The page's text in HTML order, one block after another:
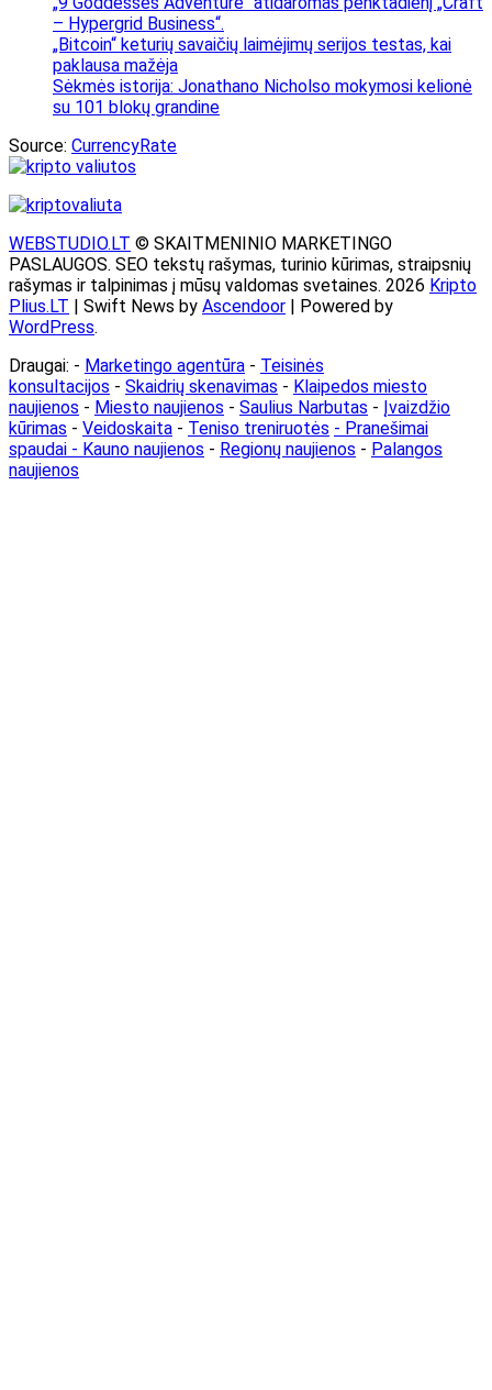
– Hypergrid Business“.
„Bitcoin“ keturių savaičių laimėjimų serijos testas, kai
paklausa mažėja
Sėkmės istorija: Jonathano Nicholso mokymosi kelionė
su 101 blokų grandine
Source: CurrencyRate
WEBSTUDIO.LT © SKAITMENINIO MARKETINGO
PASLAUGOS. SEO tekstų rašymas, turinio kūrimas, straipsnių
rašymas ir talpinimas į mūsų valdomas svetaines. 2026 Kripto
Plius.LT | Swift News by Ascendoor | Powered by
WordPress.
Draugai: - Marketingo agentūra - Teisinės
konsultacijos - Skaidrių skenavimas - Klaipedos miesto
naujienos - Miesto naujienos - Saulius Narbutas - Įvaizdžio
kūrimas - Veidoskaita - Teniso treniruotės - Pranešimai
spaudai - Kauno naujienos - Regionų naujienos - Palangos
naujienos